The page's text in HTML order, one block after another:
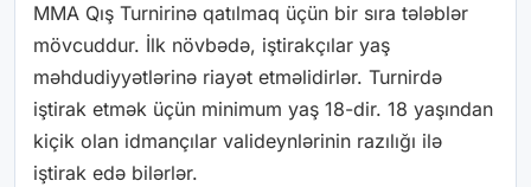
MMA Qış Turnirinə qatılmaq üçün bir sıra tələblər
mövcuddur. İlk növbədə, iştirakçılar yaş
məhdudiyyətlərinə riayət etməlidirlər. Turnirdə
iştirak etmək üçün minimum yaş 18-dir. 18 yaşından
kiçik olan idmançılar valideynlərinin razılığı ilə
iştirak edə bilərlər.